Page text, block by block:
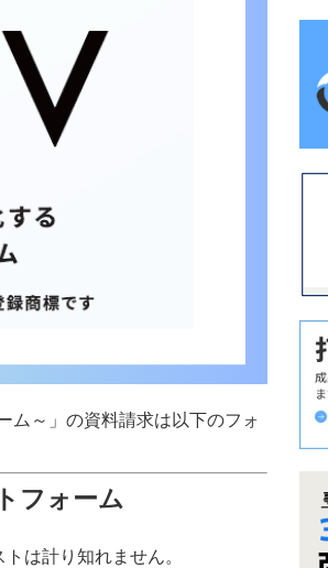
ム～」の資料請求は以下のフォ
フォーム
は計り知れません。